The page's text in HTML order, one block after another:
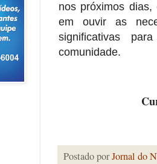
nos próximos
em ouvir as
significativas
comunidade.
Postado porJornal do